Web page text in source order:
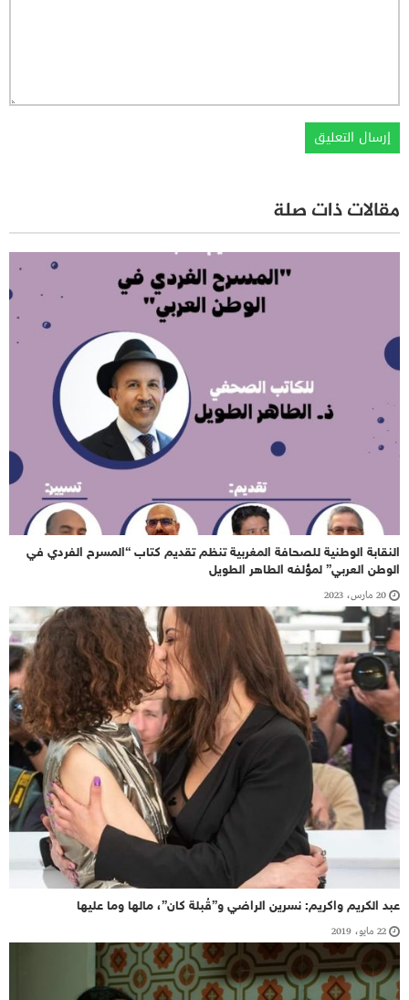
مقالات ذات صلة
النقابة الوطنية للصحافة المغربية تنظم تقديم كتاب “المسرح الفردي في
الوطن العربي” لمؤلفه الطاهر الطويل
20 مارس، 2023
عبد الكريم واكريم: نسرين الراضي و”قُبلة كان”، مالها وما عليها
22 مايو، 2019